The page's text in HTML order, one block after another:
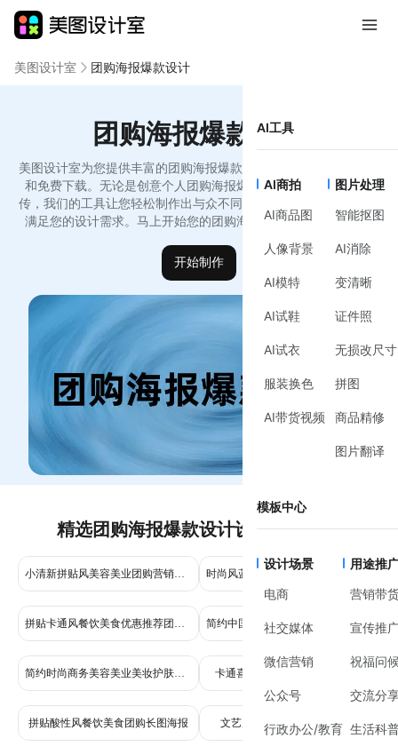
AI工具
AI商拍
AI商品图
人像背景
AI模特
AI试鞋
AI试衣
服装换色
AI带货视频
图片处理
智能抠图
AI消除
变清晰
证件照
无损改尺寸
拼图
商品精修
图片翻译
模板中心
设计场景
电商
社交媒体
微信营销
公众号
行政办公/教育
用途推
营销带
宣传推
祝福问
交流分
生活科
美图设计室 团购海报爆款设计
团购海报爆款设计
美图设计室为您提供丰富的团购海报爆款设计模板，支持在线编辑
和免费下载。无论是创意个人团购海报爆款设计模版还是品牌宣
传，我们的工具让您轻松制作出与众不同的设计作品，简洁高效，
满足您的设计需求。马上开始您的团购海报爆款设计创作之旅！
开始制作
精选团购海报爆款设计设计模板推荐
小清新拼贴风美容美业团购营销长图海报
拼贴卡通风餐饮美食优惠推荐团购长图海报
简约时尚商务美容美业美妆护肤团购长图海报
拼贴酸性风餐饮美食团购长图海报
时尚风蓝色秋季购物中心周年庆全品类促销活动营销手机全海报
简约中国风商务餐饮美食团购营销长图海报
卡通喜庆餐饮美食团购长图海报
文艺风美容美业团购长图海报